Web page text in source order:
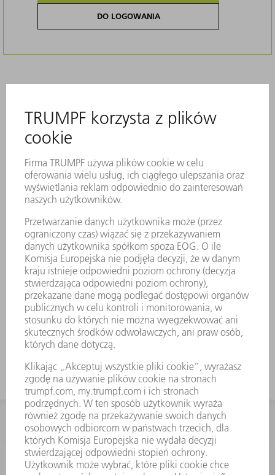
DO LOGOWANIA
Opis
Niezawodny proces i optymalne chłodzenie
maszyny: kanały chłodzenia wodą dzięki
oryginalnym wkładkom filtracyjnym
pozostają wolne od unoszących się cząstek
Dłuższa żywotność chłodzonych
komponentów przy zastosowaniu
wysokiej jakości oryginału
Idealne dopasowanie do laserów,
systemów laserowych i maszyn firmy
TRUMPF – wytrzymuje maksymalne
różnice ciśnień
KONTAKT
Dział Części Zamiennych i Narzędzi
48225753936
8.00 - 17.00